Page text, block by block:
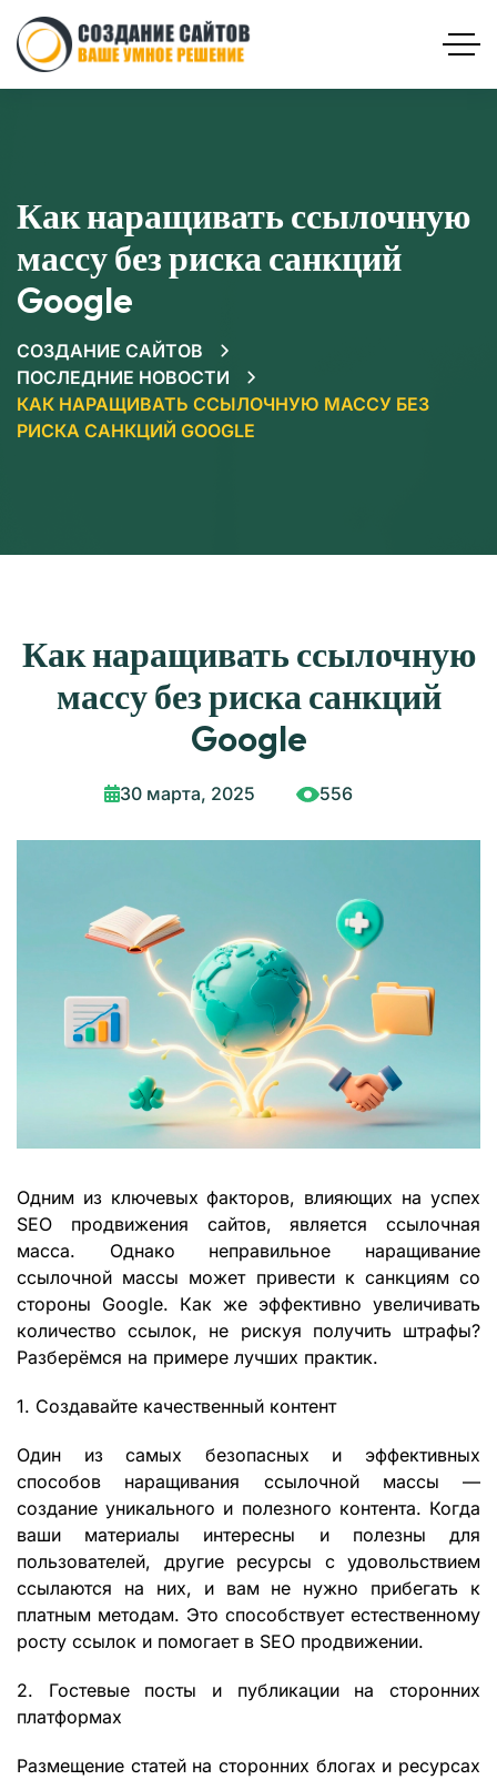
Как наращивать ссылочную
массу без риска санкций
Google
СОЗДАНИЕ САЙТОВ
ПОСЛЕДНИЕ НОВОСТИ
КАК НАРАЩИВАТЬ ССЫЛОЧНУЮ МАССУ БЕЗ
РИСКА САНКЦИЙ GOOGLE
Как наращивать ссылочную
массу без риска санкций
Google
30 марта, 2025 556
Одним из ключевых факторов, влияющих на успех
SEO продвижения сайтов, является ссылочная
масса. Однако неправильное наращивание
ссылочной массы может привести к санкциям со
стороны Google. Как же эффективно увеличивать
количество ссылок, не рискуя получить штрафы?
Разберёмся на примере лучших практик.
1. Создавайте качественный контент
Один из самых безопасных и эффективных
способов наращивания ссылочной массы —
создание уникального и полезного контента. Когда
ваши материалы интересны и полезны для
пользователей, другие ресурсы с удовольствием
ссылаются на них, и вам не нужно прибегать к
платным методам. Это способствует естественному
росту ссылок и помогает в SEO продвижении.
2. Гостевые посты и публикации на сторонних
платформах
Размещение статей на сторонних блогах и ресурсах